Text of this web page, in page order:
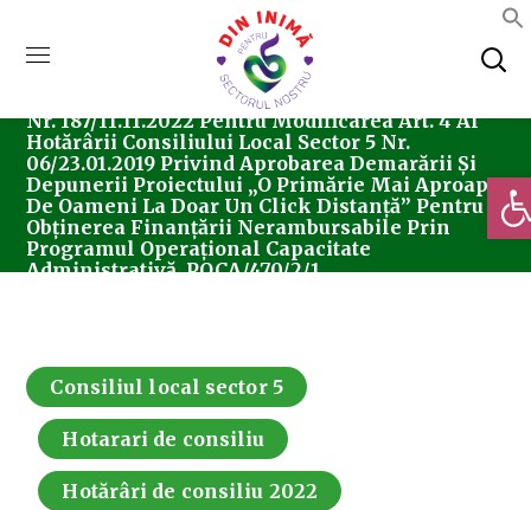
Consiliul Local Sector 5
Nr. 187/11.11.2022 Pentru Modificarea Art. 4 Al
Hotărârii Consiliului Local Sector 5 Nr.
06/23.01.2019 Privind Aprobarea Demarării Și
Depunerii Proiectului „O Primărie Mai Aproape
De Oameni La Doar Un Click Distanță” Pentru
Obținerea Finanțării Nerambursabile Prin
Programul Operațional Capacitate
Administrativă, POCA/470/2/1.
Consiliul local sector 5
Hotarari de consiliu
Hotărâri de consiliu 2022